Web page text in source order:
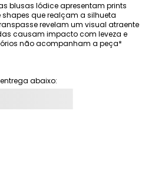
blusas Iódice apresentam prints
que realçam a silhueta
revelam um visual atraente
causam impacto com leveza e
não acompanham a peça*
abaixo: